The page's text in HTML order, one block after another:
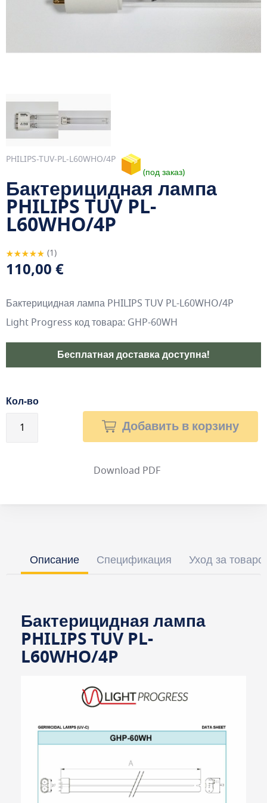
PHILIPS-TUV-PL-L60WHO/4P
под заказ
Бактерицидная лампа
PHILIPS TUV PL-
L60WHO/4P
Rating:
100
% of100
1
110,00 €
Бактерицидная лампа PHILIPS TUV PL-L60WHO/4P
Light Progress код товара: GHP-60WH
Бесплатная доставка доступна!
Кол-во
Добавить в корзину
Download PDF
Описание Спецификация Уход за
Бактерицидная лампа
PHILIPS TUV PL-
L60WHO/4P